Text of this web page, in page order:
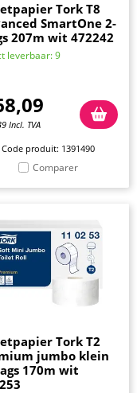
Tork T8
SmartOne 2-
207m wit 472242
leverbaar: 9
Incl. TVA
Code produit: 1391490
Comparer
Tork T2
jumbo klein
170m wit